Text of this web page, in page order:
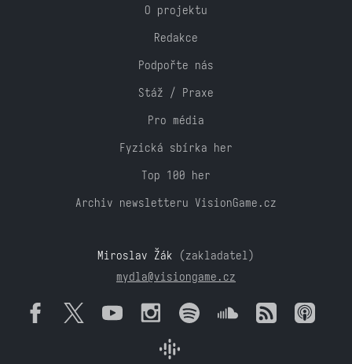
O projektu
Redakce
Podpořte nás
Stáž / Praxe
Pro média
Fyzická sbírka her
Top 100 her
Archiv newsletteru VisionGame.cz
Miroslav Žák (zakladatel)
mydla@visiongame.cz